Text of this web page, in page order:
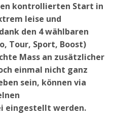
kontrollierten Start in
leise und
den 4 wählbaren
Tour, Sport, Boost)
Mass an zusätzlicher
einmal nicht ganz
sein, können via
eingestellt werden.